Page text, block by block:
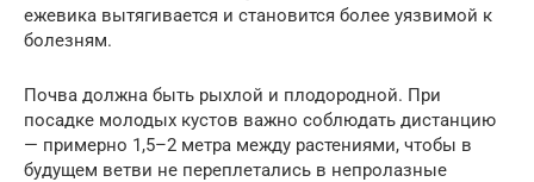
ежевика вытягивается и становится более уязвимой к
болезням.
Почва должна быть рыхлой и плодородной. При
посадке молодых кустов важно соблюдать дистанцию
— примерно 1,5–2 метра между растениями, чтобы в
будущем ветви не переплетались в непролазные